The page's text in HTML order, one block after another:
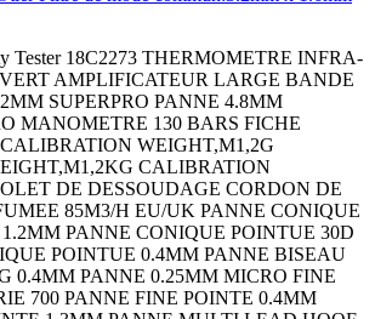
6M FICHE DIN FEMELLE 5P CAPACITOR TANT,150UF,16V,RADIAL 10% CAPACITOR TANT,330UF,6.3V,RADIAL 20% DARLINGTON TRANSISTOR,PNP,-80V,TO-126 FICHE DIN FEMELLE 5P SWITCH,TOGGLE,DPDT,6A,250V SCHOTTKY RECTIFIER,30mA,5V,DO-35 ZENER DIODE,1W,110V,AXIAL STANDARD DIODE,3A,1KV,DO-15 METAL OXIDE VARISTOR,31V,80V,16MM DIS FICHE DIN FEMELLE 6P Zener Diode Bridge Rectifier TRIAC,400V,800mA,TO-92 BIPOLAR TRANSISTOR,PNP,-140V TO-3 IC,QUAD OR GATE,2I/P,DIP-14 FICHE DIN FEMELLE 8P F OITIER. SMART XL COFFRET UNIMET VERSION 2 KIT DE MONTAGE CI UNIMET COFFRET UNIDESK VERSION M200 COFFRET ALUCASE AC 090 COFFRET ALUCASE AC 092 COFFRET ALUCASE ACF 132 COFFRET ALUCASE AC 150 COFFRET ALUCASE ACF 152 BOITIER. ABS CH-4 BOITIER. ABS CH-6 BOITIER. ABS CH-8 BOITIER. ABS CH-8 BOITIER. ABS H-45 BOITIER. ABS H-65 LUBRICANT,375ML,AEROSOL CLOU M2.5X22 PQ250 DIODE,STANDARD,1A,200V,DO-41 FLASQUE DÂ´EXTREMITE GRIS 2.5MM CARTE DE REPERAGE 1-50 (X2) HORIZONTALE INDUCTIVE PROXIMITY SENSOR,3MM,12VDC TO 24VDC ISOLATEUR 3P 25A Ceramic chip capacitor,22 uF,10 VDC,c CERAMIC CHIP CAPACITOR,10 UF,6.3 VDC WIRE-BOARD CONNECTOR,MALE,3POS,1ROW SUPPORT DE CHAINE PORTE CABLE PQ2 SUPPORT DE CHAINE PORTE CABLE PQ2 RESISTOR,WIREWOUND,50 OHM,1W,5% RESISTOR,WIREWOUND,20 OHM,5W,5% Power Resistor BIPOLAR TRANSISTOR,PNP,-120V,TO-220 CONNECTOR CONNECTOR LED,RED,T-1 3/4 (5MM),5MCD,700NM CRYSTAL,10MHZ,16PF,SMD FUSE BLOCK,CLASS CC FUSE FUSE BLOCK,CLASS CC FUSE TERMINAL,MALE DISCONNECT,0.187IN,BLUE TERMINAL,RING TONGUE,#8,CRIMP,BLUE RESISTOR,CURRENT SENSE,0.02 OHM,15W,5% QUICK DISCONNECT CABLE,M12 4POS STRAIGHT QUICK DISCONNECT CABLE,M12,4POS,R/A QUICK DISCONNECT CABLE,M12 4POS STRAIGHT SENSOR MOUNTING BRACKET PHOTOELECTRIC SENSOR CIRCUIT PROTECTOR,HYD-MAG,1P,240V,5A CIRCUIT BREAKER,HYD-MAG,1P,250V,1A SCHOTTKY RECTIFIER,3A 20V DO-201AD Connector Dust Cap For Use With:MIL-C-38 Connector Dust Cap RESISTOR,METAL FILM,249 OHM,600mW,1% Tools,Extractors CAPACITOR CERAMIC 100PF 50V,C0G,5%,AXIAL CAPACITOR CERAMIC 1000PF 50V,C0G,5%,AXIAL MICRO SWITCH,PIN PLUNGER,SPDT 15A 250V CAPACITOR POLY FILM FILM 1UF,10%,63V, CAPACITOR TANT,10UF,50V,AXIAL 10% Wirewound Resistor Wirewound Chassis Mount LAMP,STACKABLE,IND,RYG Indicating Light - 3 Lights - D - 24V AC Indicating Light - 3 Lights - D